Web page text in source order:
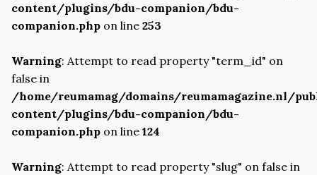
content/plugins/bdu-companion/bdu-
companion.php on line 253
Warning: Attempt to read property "term_id" on
false in
/home/reumamag/domains/reumamagazine.nl/
content/plugins/bdu-companion/bdu-
companion.php on line 124
Warning: Attempt to read property "slug" on false in